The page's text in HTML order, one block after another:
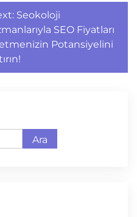
Seokoloji
SEO Fiyatları
Potansiyelini
Ara